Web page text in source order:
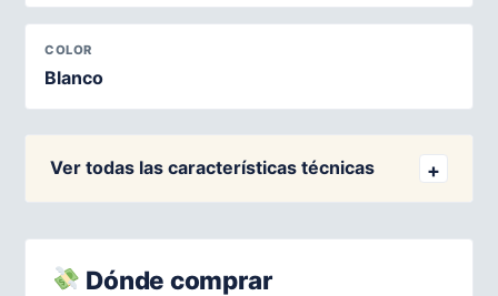
COLOR
Blanco
Ver todas las características técnicas
Dónde comprar